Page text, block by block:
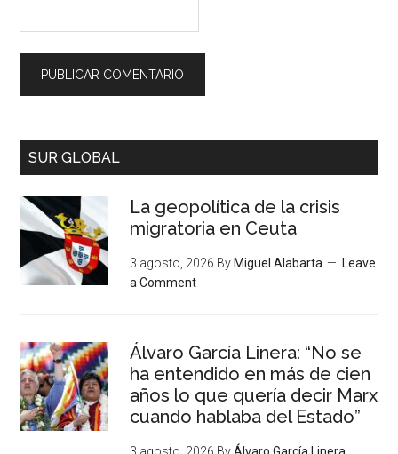
SUR GLOBAL
La geopolítica de la crisis
migratoria en Ceuta
3 agosto, 2026 By Miguel Alabarta
Leave
a Comment
Álvaro García Linera: “No se
ha entendido en más de cien
años lo que quería decir Marx
cuando hablaba del Estado”
3 agosto, 2026 By Álvaro García Linera